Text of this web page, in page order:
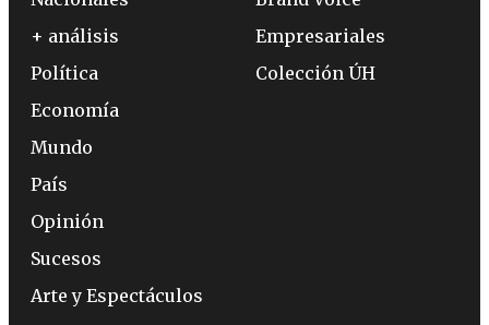
+ análisis
Política
Economía
Mundo
País
Opinión
Sucesos
Arte y Espectáculos
Empresariales
Colección ÚH